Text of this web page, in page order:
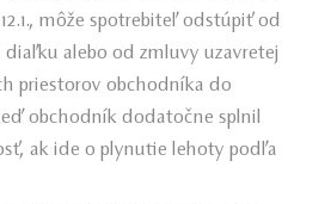
môže spotrebiteľ odstúpiť od
diaľku alebo od zmluvy uzavretej
priestorov obchodníka do
obchodník dodatočne splnil
ak ide o plynutie lehoty podľa